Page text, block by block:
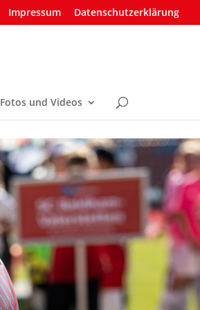
Impressum Datenschutzerklärung
Fotos und Videos